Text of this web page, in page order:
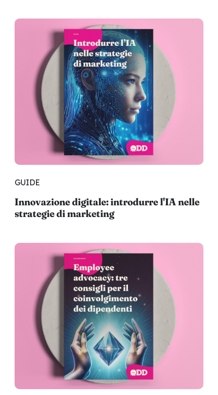
GUIDE
Innovazione digitale: introdurre l'IA nelle
strategie di marketing